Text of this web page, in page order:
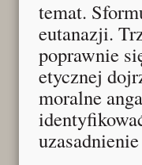
temat.
eutanazji.
poprawnie
etycznej
moralne